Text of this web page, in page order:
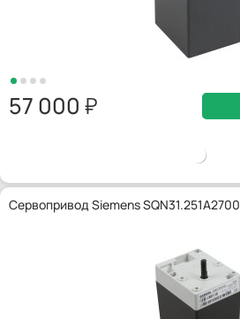
57 000
Сервопривод Siemens SQN31.251A2700